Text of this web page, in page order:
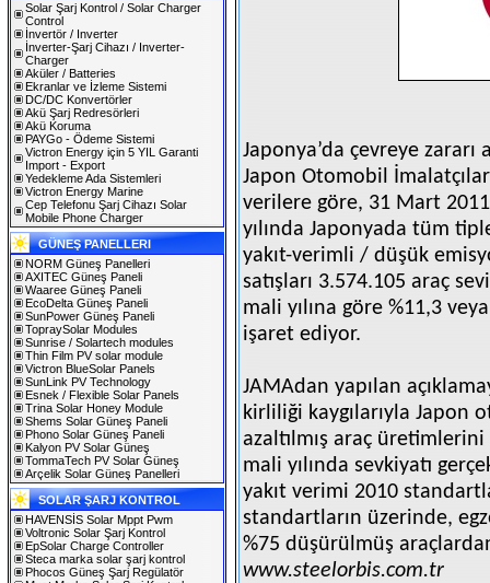
Solar Şarj Kontrol / Solar Charger
Control
İnvertör / Inverter
İnverter-Şarj Cihazı / Inverter-
Charger
Aküler / Batteries
Ekranlar ve İzleme Sistemi
DC/DC Konvertörler
Akü Şarj Redresörleri
Akü Koruma
PAYGo - Ödeme Sistemi
Victron Energy için 5 YIL Garanti
Import - Export
Yedekleme Ada Sistemleri
Victron Energy Marine
Cep Telefonu Şarj Cihazı Solar
Mobile Phone Charger
GÜNEŞ PANELLERI
NORM Güneş Panelleri
AXITEC Güneş Paneli
Waaree Güneş Paneli
EcoDelta Güneş Paneli
SunPower Güneş Paneli
TopraySolar Modules
Sunrise / Solartech modules
Thin Film PV solar module
Victron BlueSolar Panels
SunLink PV Technology
Esnek / Flexible Solar Panels
Trina Solar Honey Module
Shems Solar Güneş Paneli
Phono Solar Güneş Paneli
Kalyon PV Solar Güneş
TommaTech PV Solar Güneş
Arçelik Solar Güneş Panelleri
SOLAR ŞARJ KONTROL
HAVENSİS Solar Mppt Pwm
Voltronic Solar Şarj Kontrol
EpSolar Charge Controller
Steca marka solar şarj kontrol
Phocos Güneş Şarj Regülatör
Japonya’da çevreye zararı
Japon Otomobil
verilere göre, 31 Mart
yılında Japonyada tüm
yakıt-verimli / düşük
satışları 3.574.105 araç
mali yılına göre %11,3
işaret ediyor.
JAMAdan yapılan
kirliliği kaygılarıyla Japon
azaltılmış araç
mali yılında sevkiyatı
yakıt verimi 2010
standartların üzerinde,
%75 düşürülmüş
www.steelorbis.com.tr